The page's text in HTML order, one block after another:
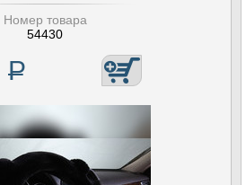
Номер товара
54430
Р